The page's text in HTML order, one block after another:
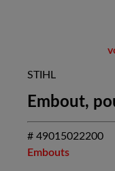
STIHL
Embout,
# 49015022200
Embouts